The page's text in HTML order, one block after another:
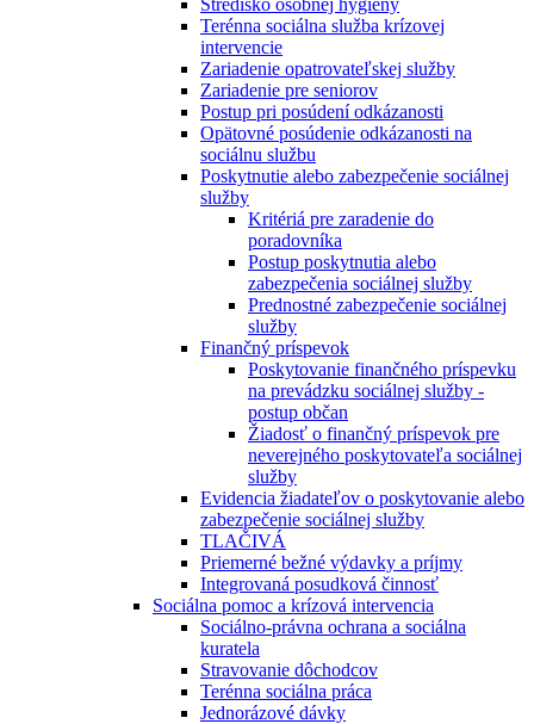
Stredisko osobnej hygieny
Terénna sociálna služba krízovej
intervencie
Zariadenie opatrovateľskej služby
Zariadenie pre seniorov
Postup pri posúdení odkázanosti
Opätovné posúdenie odkázanosti na
sociálnu službu
Poskytnutie alebo zabezpečenie sociálnej
služby
Kritériá pre zaradenie do
poradovníka
Postup poskytnutia alebo
zabezpečenia sociálnej služby
Prednostné zabezpečenie sociálnej
služby
Finančný príspevok
Poskytovanie finančného príspevku
na prevádzku sociálnej služby -
postup občan
Žiadosť o finančný príspevok pre
neverejného poskytovateľa sociálnej
služby
Evidencia žiadateľov o poskytovanie alebo
zabezpečenie sociálnej služby
TLAČIVÁ
Priemerné bežné výdavky a príjmy
Integrovaná posudková činnosť
Sociálna pomoc a krízová intervencia
Sociálno-právna ochrana a sociálna
kuratela
Stravovanie dôchodcov
Terénna sociálna práca
Jednorázové dávky